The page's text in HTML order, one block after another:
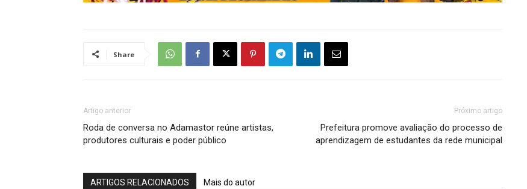
Share
Artigo anterior
Roda de conversa no Adamastor reúne artistas,
produtores culturais e poder público
Próximo artigo
Prefeitura promove avaliação do processo de
aprendizagem de estudantes da rede municipal
ARTIGOS RELACIONADOS Mais do autor